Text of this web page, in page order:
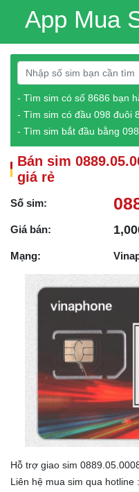
App Mua
- Tìm sim có số 8686 bạn
- Tìm sim có đầu 098 đuôi
- Tìm sim bắt đầu bằng
Bán sim
giá rẻ
Số sim:
Giá bán:
Mạng:
Hỗ trợ giao sim
Liên hệ mua sim qua hotline